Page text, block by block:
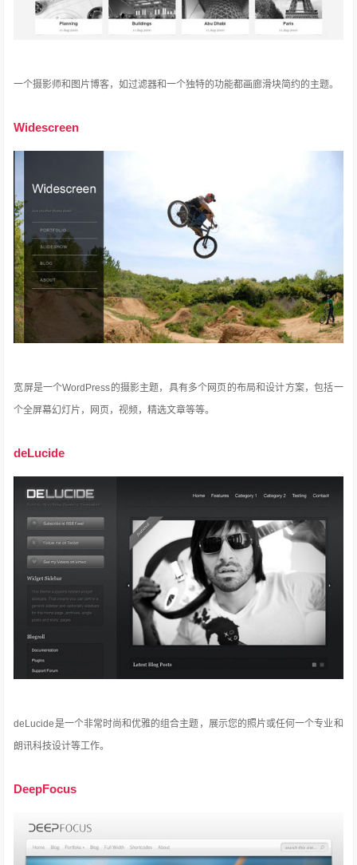
一个摄影师和图片博客，如过滤器和一个独特的功能都画廊滑块简约的主题。
Widescreen
宽屏是一个WordPress的摄影主题，具有多个网页的布局和设计方案，包括一
个全屏幕幻灯片，网页，视频，精选文章等等。
deLucide
deLucide是一个非常时尚和优雅的组合主题，展示您的照片或任何一个专业和
朗讯科技设计等工作。
DeepFocus